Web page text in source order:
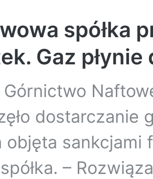
spółka
Gaz
Górnictwo
dostarczanie
objęta
spółka. –